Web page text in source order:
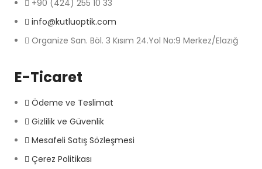
+90 (424) 255 10 33
info@kutluoptik.com
Organize San. Böl. 3 Kısım 24.Yol No:9 Merkez/Elazığ
E-Ticaret
Ödeme ve Teslimat
Gizlilik ve Güvenlik
Mesafeli Satış Sözleşmesi
Çerez Politikası